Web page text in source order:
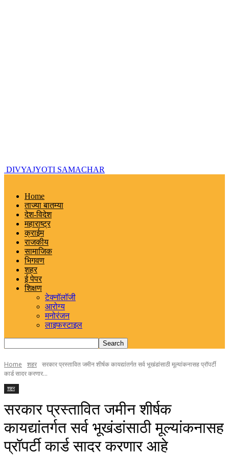
DIVYAJYOTI SAMACHAR
Home
ताज्या बातम्या
देश-विदेश
महाराष्ट्र
क्राईम
राजकीय
सामाजिक
भिगवण
शहर
ई पेपर
शिक्षण
टेक्नॉलॉजी
आरोग्य
मनोरंजन
लाइफस्टाइल
Home शहर सरकार प्रस्तावित जमीन शीर्षक कायद्यांतर्गत सर्व भूखंडांसाठी मूल्यांकनासह प्रॉपर्टी
कार्ड सादर करणार...
शहर
सरकार प्रस्तावित जमीन शीर्षक
कायद्यांतर्गत सर्व भूखंडांसाठी मूल्यांकनासह
प्रॉपर्टी कार्ड सादर करणार आहे